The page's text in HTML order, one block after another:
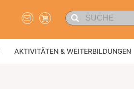
AKTIVITÄTEN & WEITERBILDUNGEN